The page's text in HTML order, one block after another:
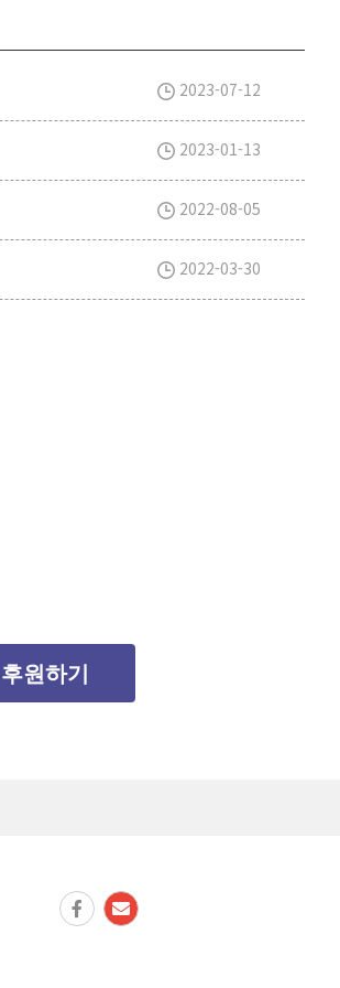
2023-07-12
2023-01-13
2022-08-05
2022-03-30
후원하기